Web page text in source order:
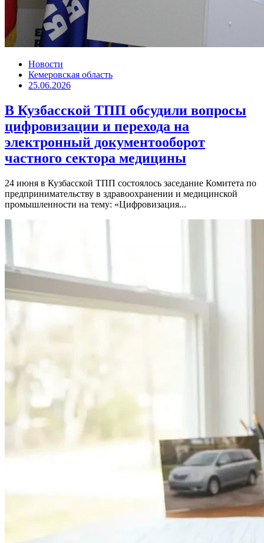
Новости
Кемеровская область
25.06.2026
В Кузбасской ТПП обсудили вопросы
цифровизации и перехода на
электронный документооборот
частного сектора медицины
24 июня в Кузбасской ТПП состоялось заседание Комитета по
предпринимательству в здравоохранении и медицинской
промышленности на тему: «Цифровизация...